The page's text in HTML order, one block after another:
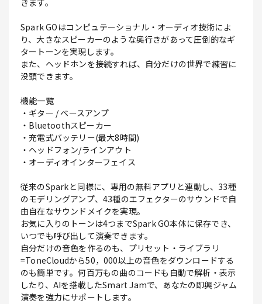
きます。
Spark GOはコンピュテーショナル・オーディオ技術によ
り、大きなスピーカーのような奥行きがあって圧倒的なギ
タートーンを実現します。
また、ヘッドホンを接続すれば、自分だけの世界で練習に
没頭できます。
機能一覧
・ギター / ベースアンプ
・Bluetoothスピーカー
・充電式バッテリー(最大8時間)
・ヘッドフォン/ラインアウト
・オーディオインターフェイス
従来のSparkと同様に、専用の無料アプリと連動し、33種
のモデリングアンプ、43種のエフェクターのサウンドで自
由自在なサウンドメイクを実現。
お気に入りのトーンは4つまでSpark GO本体に保存でき、
いつでも呼び出して演奏できます。
自分だけの音色を作るのも、プリセット・ライブラリ
=ToneCloudから50，000以上の音色をダウンロードする
のも簡単です。何百万もの曲のコードも自動で解析・表示
したり、AIを搭載したSmart Jamで、あなたの即興ジャム
演奏を強力にサポートします。